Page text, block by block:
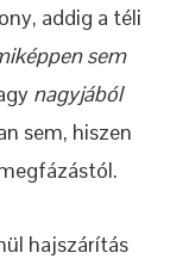
addig a téli
sem
nagyjából
sem, hiszen
hajszárítás